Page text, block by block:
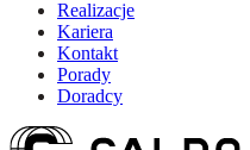
Realizacje
Kariera
Kontakt
Porady
Doradcy